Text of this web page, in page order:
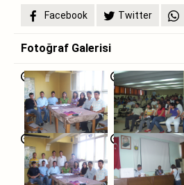
Facebook
Twitter
Fotoğraf Galerisi